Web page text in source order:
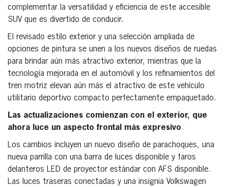
complementar la versatilidad y eficiencia de este accesible
SUV que es divertido de conducir.
El revisado estilo exterior y una selección ampliada de
opciones de pintura se unen a los nuevos diseños de ruedas
para brindar aún más atractivo exterior, mientras que la
tecnología mejorada en el automóvil y los refinamientos del
tren motriz elevan aún más el atractivo de este vehículo
utilitario deportivo compacto perfectamente empaquetado.
Las actualizaciones comienzan con el exterior, que
ahora luce un aspecto frontal más expresivo
Los cambios incluyen un nuevo diseño de parachoques, una
nueva parrilla con una barra de luces disponible y faros
delanteros LED de proyector estándar con AFS disponible.
Las luces traseras conectadas y una insignia Volkswagen